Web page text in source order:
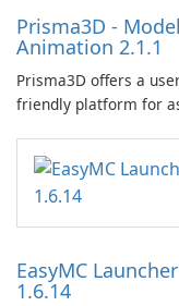
Prisma3D -
Animation 2.1.1
Prisma3D offers a
friendly platform for
imagination to life.
wide range of tools
features, this app
users to easily design
captivating animated
EasyMC Launcher
1.6.14